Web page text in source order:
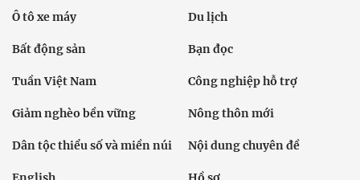
Ô tô xe máy Du lịch
Bất động sản Bạn đọc
Tuần Việt Nam Công nghiệp hỗ trợ
Giảm nghèo bền vững Nông thôn mới
Dân tộc thiểu số và miền núi Nội dung chuyên đề